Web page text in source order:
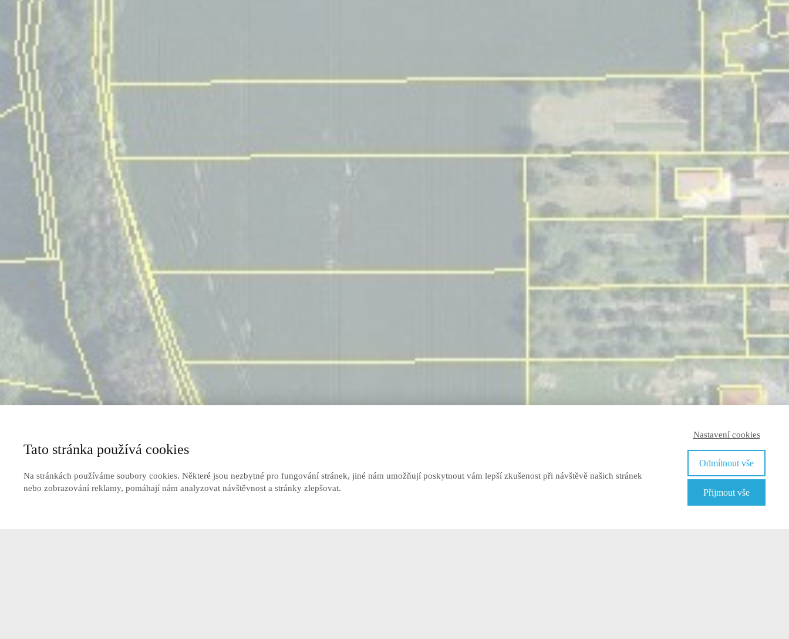
Tato stránka používá cookies
Na stránkách používáme soubory cookies. Některé jsou nezbytné pro fungování stránek, jiné nám umožňují poskytnout vám lepší zkušenost při návštěvě našich stránek
nebo zobrazování reklamy, pomáhají nám analyzovat návštěvnost a stránky zlepšovat.
Nastavení cookies
Odmítnout vše
Přijmout vše